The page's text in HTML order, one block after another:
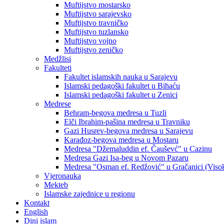
Muftijstvo mostarsko
Muftijstvo sarajevsko
Muftijstvo travničko
Muftijstvo tuzlansko
Muftijstvo vojno
Muftijstvo zeničko
Medžlisi
Fakulteti
Fakultet islamskih nauka u Sarajevu
Islamski pedagoški fakultet u Bihaću
Islamski pedagoški fakultet u Zenici
Medrese
Behram-begova medresa u Tuzli
Elči Ibrahim-pašina medresa u Travniku
Gazi Husrev-begova medresa u Sarajevu
Karađoz-begova medresa u Mostaru
Medresa "Džemaluddin ef. Čauševć" u Cazinu
Medresa Gazi Isa-beg u Novom Pazaru
Medresa "Osman ef. Redžović" u Gračanici
Vjeronauka
Mekteb
Islamske zajednice u regionu
Kontakt
English
Dini islam